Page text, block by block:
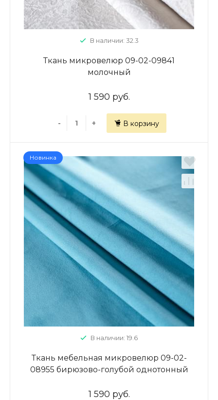
В наличии: 32.3
Ткань микровелюр 09-02-09841
молочный
1 590 руб.
- + В корзину
Новинка
В наличии: 19.6
Ткань мебельная микровелюр 09-02-
08955 бирюзово-голубой однотонный
1 590 руб.